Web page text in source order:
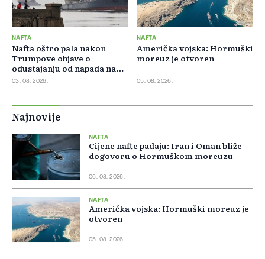
NAFTA
Nafta oštro pala nakon
Trumpove objave o
odustajanju od napada na
Iran
03. 08. 2026.
NAFTA
Američka vojska: Hormuški
moreuz je otvoren
05. 08. 2026.
Najnovije
NAFTA
Cijene nafte padaju: Iran i Oman bliže
dogovoru o Hormuškom moreuzu
06. 08. 2026.
NAFTA
Američka vojska: Hormuški moreuz je
otvoren
05. 08. 2026.